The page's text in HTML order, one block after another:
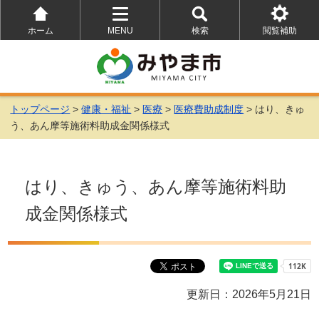
ホーム
MENU
を
開
く
検索
を
開
く
閲覧補助
を
トップページ >健康・福祉 > 医療 > 医療費助成制度 > はり、きゅ
う、あん摩等施術料助成金関係様式
はり、きゅう、あん摩等施術料助
成金関係様式
更新日：2026年5月21日